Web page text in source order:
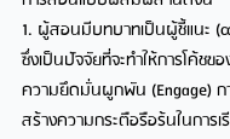
1. ผู้สอนมีบทบาทเป็นผู้ชี้แนะ
ซึ่งเป็นปัจจัยที่จะทำให้การโค้ช
ความยึดมั่นผูกพัน (Engage) กา
สร้างความกระตือรือร้นในการ